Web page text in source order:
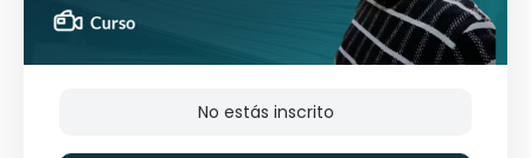
No estás inscrito